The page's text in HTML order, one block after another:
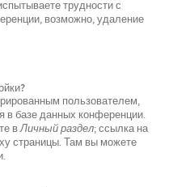
трудности с
возможно, удаление
пользователем,
в базе данных конференции.
вЛичный раздел; ссылка на
страницы. Там вы можете